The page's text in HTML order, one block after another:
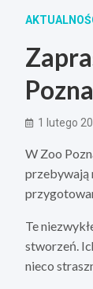
1 lutego
W Zoo
przebywają
Te
stworzeń.
nieco